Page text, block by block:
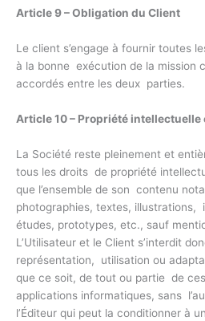
Article 9 – Obligation du Client
Le client s’engage à fournir toutes
à la bonne exécution de la mission
accordés entre les deux parties.
Article 10 – Propriété
La Société reste pleinement et
tous les droits de propriété
que l’ensemble de son contenu
photographies, textes, illustrations,
études, prototypes, etc., sauf
L’Utilisateur et le Client s’interdit
représentation, utilisation ou
que ce soit, de tout ou partie de
applications informatiques, sans
l’Éditeur qui peut la conditionner à